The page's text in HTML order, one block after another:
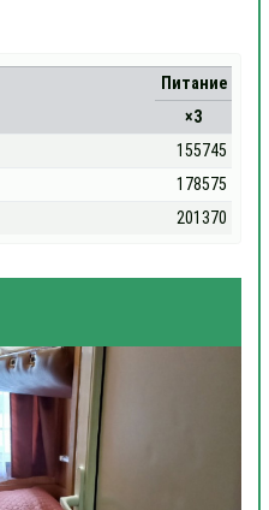
Питание
×3
155745
178575
201370